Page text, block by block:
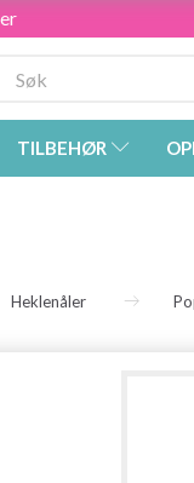
TILBEHØR
Heklenåler